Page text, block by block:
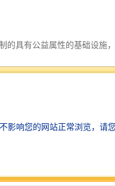
的具有公益属性的基础设施
向网络化、数字化、智能
中国没有任何一个时期比
智能未来。